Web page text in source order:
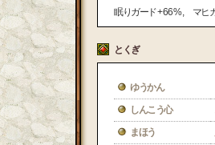
眠りガード+ 66 % マヒ
とくぎ
ゆうかん
しんこう心
まほう